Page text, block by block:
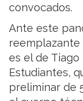
convocados.
Ante este
reemplazante
es el de
Estudiantes,
preliminar de